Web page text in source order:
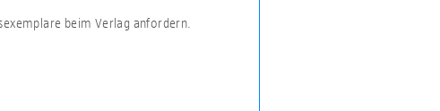
beim Verlag anfordern.